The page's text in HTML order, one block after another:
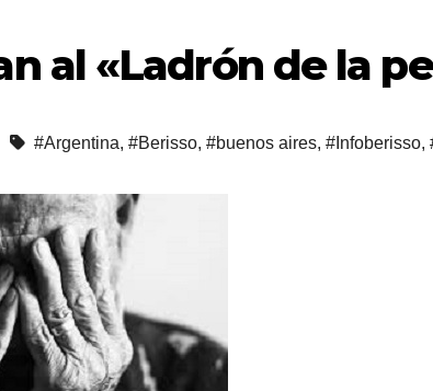
al «Ladrón de la
#Argentina, #Berisso, #buenos aires, #Infoberisso,